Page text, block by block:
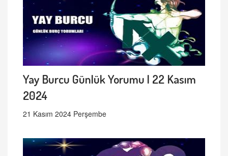
Yay Burcu Günlük Yorumu | 22 Kasım
2024
21 Kasım 2024 Perşembe